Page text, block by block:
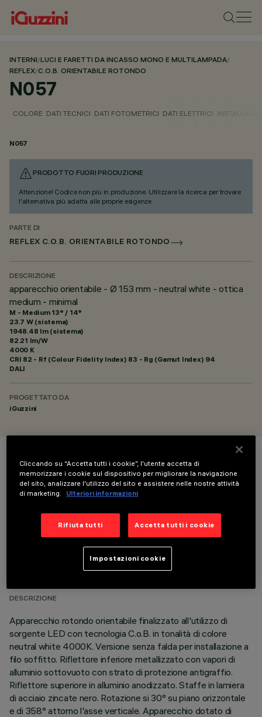
INTERNI/LUCI E FARETTI DA INCASSO MONO E MULTILAMPADA/
REFLEX/C.O.B. ORIENTABILE ROTONDO
N057
COLORE DATI TECNICI DATI FOTOMETRICI DATI ELETTRICI
N057
PRODOTTO FUORI PRODUZIONE
Attenzione! Codice non più in produzione. Utilizzare la ricerca per trovare
l'alternativa più adatta alle proprie esigenze.
PARTE DI
REFLEX C.O.B. ORIENTABILE ROTONDO
DESCRIZIONE
apparecchio orientabile - Ø 153 mm - neutral white - ottica
medium - minimal
M - Medium 13° / 14°
23.7 W (sistema)
1948.48 lm (sistema)
82.21 lm/W
4000 K
CRI 82 - Rf (Colour Fidelity Index) 83 - Rg (Gamut Index) 94
DALI
PROGETTATO DA
iGuzzini
COLORE
DATI TECNICI
ULTIMO AGGIORNAMENTO: 01/08/2026
DESCRIZIONE
Apparecchio rotondo orientabile finalizzato all'utilizzo di
sorgente LED con tecnologia C.o.B. in tonalità di colore
neutral white 4000K. Versione senza falda per installazione a
filo soffitto. Riflettore inferiore metallizzato con vapori di
alluminio sottovuoto con strato di protezione antigraffio.
Riflettore superiore in alluminio anodizzato. Staffe in lamiera
di acciaio zincate nero. Rotazione si 30° su piano orizzontale
e di 358° attorno l'asse verticale. Apparecchio dotato di
Cliccando su “Accetta tutti i cookie”, l'utente accetta di
memorizzare i cookie sul dispositivo per migliorare la navigazione
del sito, analizzare l'utilizzo del sito e assistere nelle nostre attività
di marketing.
Ulteriori informazioni
Rifiuta tutti Accetta tutti i cookie
Impostazioni cookie